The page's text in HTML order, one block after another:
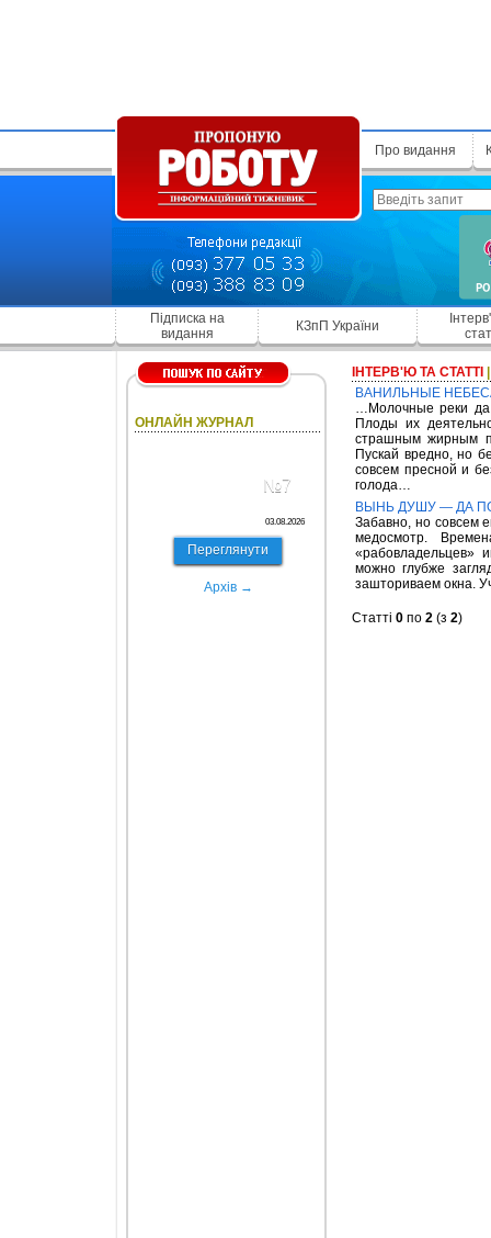
Про видання
Підписка на
видання
КЗпП України
ОНЛАЙН ЖУРНАЛ
№7
03.08.2026
Переглянути
Архів →
ІНТЕРВ'Ю ТА СТАТТІ
ВАНИЛЬНЫЕ
…Молочные реки да
Плоды их
страшным жирным
Пускай вредно, но
совсем пресной и
голода…
ВЫНЬ ДУШУ — ДА
Забавно, но совсем
медосмотр.
«рабовладельцев»
можно глубже
зашториваем окна.
Статті 0 по 2 (з 2)